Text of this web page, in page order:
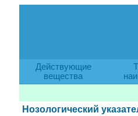
Действующие
вещества
Нозологический